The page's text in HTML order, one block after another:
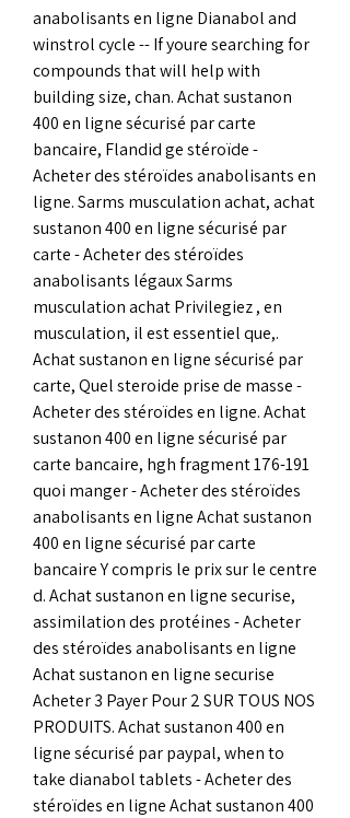
anabolisants en ligne Dianabol and
winstrol cycle -- If youre searching for
compounds that will help with
building size, chan. Achat sustanon
400 en ligne sécurisé par carte
bancaire, Flandid ge stéroïde -
Acheter des stéroïdes anabolisants en
ligne. Sarms musculation achat, achat
sustanon 400 en ligne sécurisé par
carte - Acheter des stéroïdes
anabolisants légaux Sarms
musculation achat Privilegiez , en
musculation, il est essentiel que,.
Achat sustanon en ligne sécurisé par
carte, Quel steroide prise de masse -
Acheter des stéroïdes en ligne. Achat
sustanon 400 en ligne sécurisé par
carte bancaire, hgh fragment 176-191
quoi manger - Acheter des stéroïdes
anabolisants en ligne Achat sustanon
400 en ligne sécurisé par carte
bancaire Y compris le prix sur le centre
d. Achat sustanon en ligne securise,
assimilation des protéines - Acheter
des stéroïdes anabolisants en ligne
Achat sustanon en ligne securise
Acheter 3 Payer Pour 2 SUR TOUS NOS
PRODUITS. Achat sustanon 400 en
ligne sécurisé par paypal, when to
take dianabol tablets - Acheter des
stéroïdes en ligne Achat sustanon 400